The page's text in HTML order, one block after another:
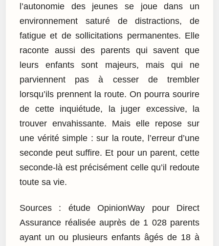
l’autonomie des jeunes se joue dans un
environnement saturé de distractions, de
fatigue et de sollicitations permanentes. Elle
raconte aussi des parents qui savent que
leurs enfants sont majeurs, mais qui ne
parviennent pas à cesser de trembler
lorsqu’ils prennent la route. On pourra sourire
de cette inquiétude, la juger excessive, la
trouver envahissante. Mais elle repose sur
une vérité simple : sur la route, l’erreur d’une
seconde peut suffire. Et pour un parent, cette
seconde-là est précisément celle qu’il redoute
toute sa vie.
Sources : étude OpinionWay pour Direct
Assurance réalisée auprès de 1 028 parents
ayant un ou plusieurs enfants âgés de 18 à